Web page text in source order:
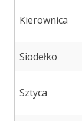
Kierownica
Siodełko
Sztyca